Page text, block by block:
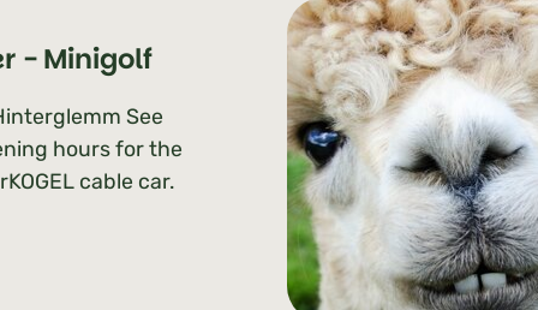
- Minigolf
See
hours for the
cable car.